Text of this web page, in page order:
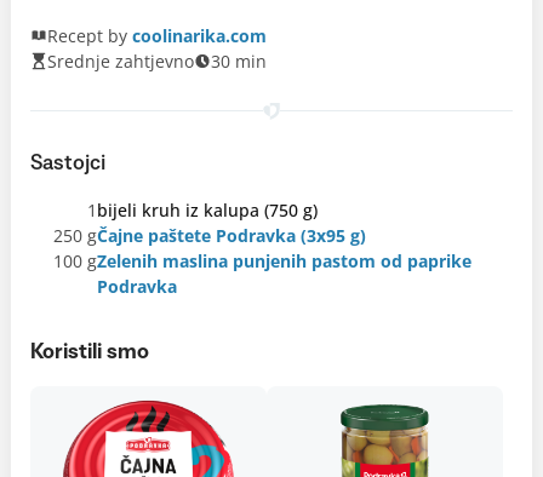
Recept by coolinarika.com
Srednje zahtjevno
30 min
Sastojci
1 bijeli kruh iz kalupa (750 g)
250 gČajne paštete Podravka (3x95 g)
100 gZelenih maslina punjenih pastom od paprike
Podravka
Koristili smo